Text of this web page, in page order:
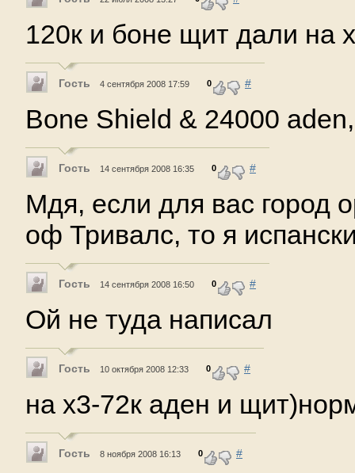
120к и боне щит дали на
Гость 4 сентября 2008 17:59 0 #
Bone Shield & 24000
Гость 14 сентября 2008 16:35 0 #
Мдя, если для вас город
оф Тривалс, то я
Гость 14 сентября 2008 16:50 0 #
Ой не туда написал
Гость 10 октября 2008 12:33 0 #
на x3-72к аден и
Гость 8 ноября 2008 16:13 0 #